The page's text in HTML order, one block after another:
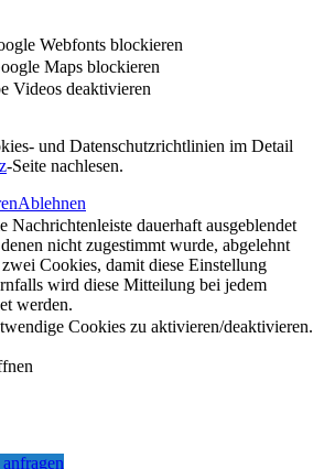
Webfonts blockieren
Maps blockieren
Videos deaktivieren
und Datenschutzrichtlinien im Detail
-Seite nachlesen.
Ablehnen
Nachrichtenleiste dauerhaft ausgeblendet
nicht zugestimmt wurde, abgelehnt
Cookies, damit diese Einstellung
wird diese Mitteilung bei jedem
werden.
Cookies zu aktivieren/deaktivieren.